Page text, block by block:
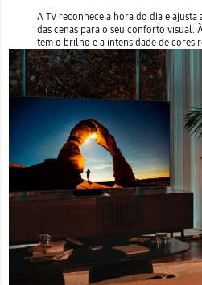
A TV reconhece a hora do dia e
das cenas para o seu conforto visual.
tem o brilho e a intensidade de cores